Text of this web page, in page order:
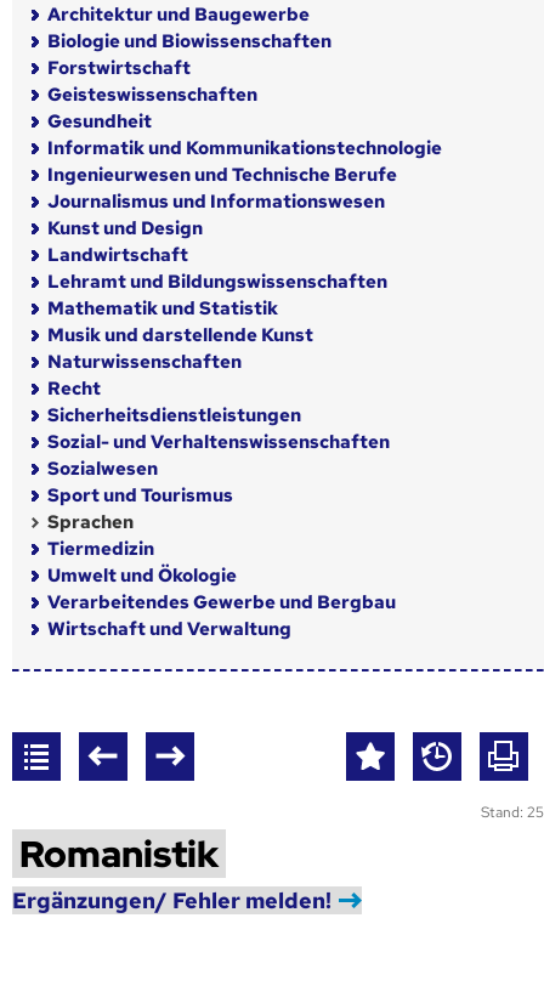
Architektur und Baugewerbe
Biologie und Biowissenschaften
Forstwirtschaft
Geisteswissenschaften
Gesundheit
Informatik und Kommunikationstechnologie
Ingenieurwesen und Technische Berufe
Journalismus und Informationswesen
Kunst und Design
Landwirtschaft
Lehramt und Bildungswissenschaften
Mathematik und Statistik
Musik und darstellende Kunst
Naturwissenschaften
Recht
Sicherheitsdienstleistungen
Sozial- und Verhaltenswissenschaften
Sozialwesen
Sport und Tourismus
Sprachen
Tiermedizin
Umwelt und Ökologie
Verarbeitendes Gewerbe und Bergbau
Wirtschaft und Verwaltung
Stand:
Romanistik
Ergänzungen/ Fehler melden!